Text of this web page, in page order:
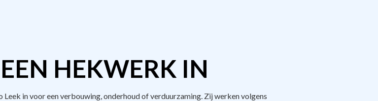
HEKWERK IN
in voor een verbouwing, onderhoud of verduurzaming. Zij werken volgens